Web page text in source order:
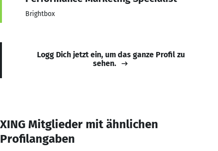
Brightbox
Logg Dich jetzt ein, um das ganze Profil zu
sehen.
XING Mitglieder mit ähnlichen
Profilangaben